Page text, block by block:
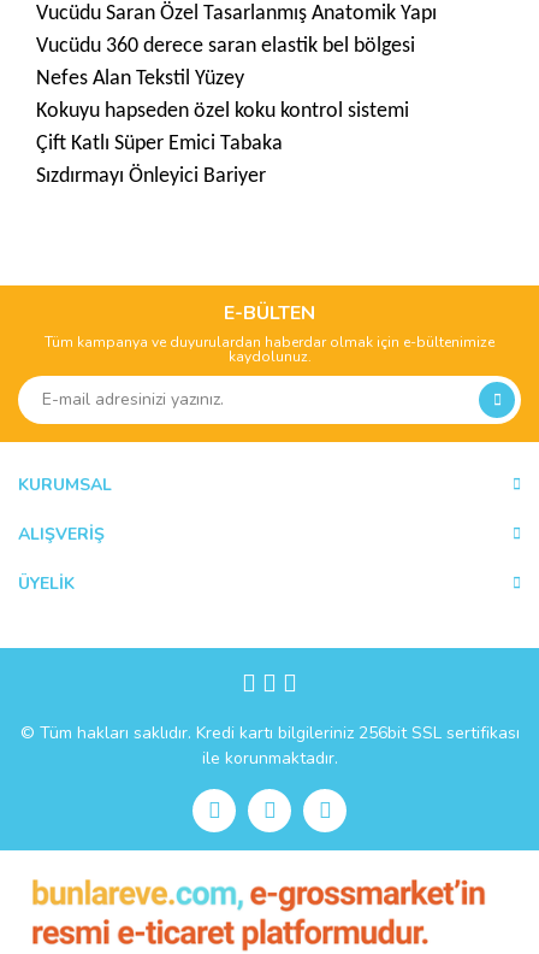
Vucüdu Saran Özel Tasarlanmış Anatomik Yapı
Vucüdu 360 derece saran elastik bel bölgesi
Nefes Alan Tekstil Yüzey
Kokuyu hapseden özel koku kontrol sistemi
Çift Katlı Süper Emici Tabaka
Sızdırmayı Önleyici Bariyer
Yorum Yaz
kullanarak tarafımıza iletebilirsiniz.
Görüş ve önerileriniz için teşekkür ederiz.
Ürün açıklamasında eksik bilgiler bulunuyor.
Ürün bilgilerinde hatalar bulunuyor.
E-BÜLTEN
Tüm kampanya ve duyurulardan haberdar olmak için e-bültenimize
kaydolunuz.
KURUMSAL
ALIŞVERİŞ
ÜYELİK
© Tüm hakları saklıdır. Kredi kartı bilgileriniz 256bit SSL sertifikası
ile korunmaktadır.